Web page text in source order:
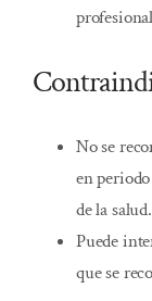
No se
en
de la salud.
Puede
que se